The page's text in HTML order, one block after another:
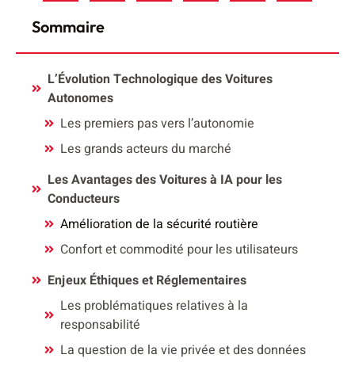
Sommaire
L’Évolution Technologique des Voitures
Autonomes
Les premiers pas vers l’autonomie
Les grands acteurs du marché
Les Avantages des Voitures à IA pour les
Conducteurs
Amélioration de la sécurité routière
Confort et commodité pour les utilisateurs
Enjeux Éthiques et Réglementaires
Les problématiques relatives à la
responsabilité
La question de la vie privée et des données